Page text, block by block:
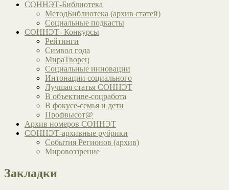
СОННЭТ-Библиотека
МетодБиблиотека (архив статей)
Социальные подкасты
СОННЭТ- Конкурсы
Рейтинги
Символ года
МираТворец
Социальные инновации
Интонации социального
Лучшая статья СОННЭТ
В объективе-соцработа
В фокусе-семья и дети
Профвысот@
Архив номеров СОННЭТ
СОННЭТ-архивные рубрики
События Регионов (архив)
Мировоззрение
Закладки